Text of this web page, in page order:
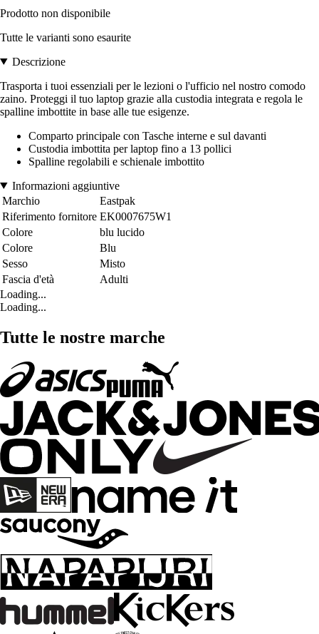
Prodotto non disponibile
Tutte le varianti sono esaurite
Descrizione
Trasporta i tuoi essenziali per le lezioni o l'ufficio nel nostro comodo
zaino. Proteggi il tuo laptop grazie alla custodia integrata e regola le
spalline imbottite in base alle tue esigenze.
Comparto principale con Tasche interne e sul davanti
Custodia imbottita per laptop fino a 13 pollici
Spalline regolabili e schienale imbottito
Informazioni aggiuntive
Marchio
Eastpak
Riferimento fornitore EK0007675W1
Colore
blu lucido
Colore
Blu
Sesso
Misto
Fascia d'età
Adulti
Loading...
Loading...
Tutte le nostre marche